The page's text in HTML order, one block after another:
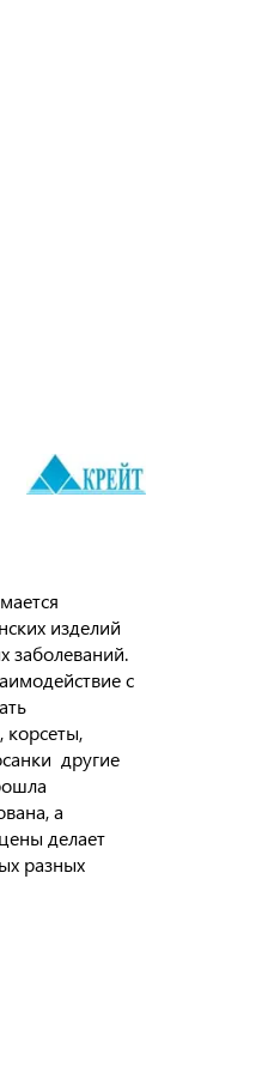
изделий
заболеваний.
с
корсеты,
другие
а
делает
разных